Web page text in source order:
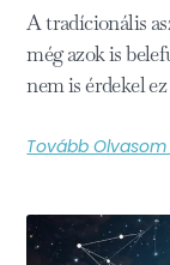
A tradícionális
még azok is
nem is érdekel ez
Tovább Olvasom